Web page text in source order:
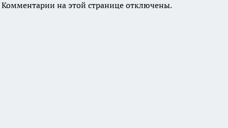
Комментарии на этой странице отключены.